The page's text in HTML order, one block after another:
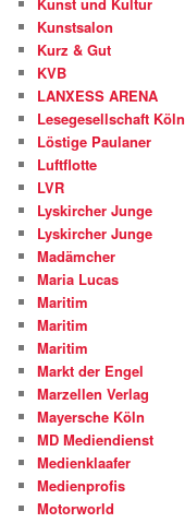
Kunst und Kultur
Kunstsalon
Kurz & Gut
KVB
LANXESS ARENA
Lesegesellschaft Köln
Löstige Paulaner
Luftflotte
LVR
Lyskircher Junge
Lyskircher Junge
Madämcher
Maria Lucas
Maritim
Maritim
Maritim
Markt der Engel
Marzellen Verlag
Mayersche Köln
MD Mediendienst
Medienklaafer
Medienprofis
Motorworld